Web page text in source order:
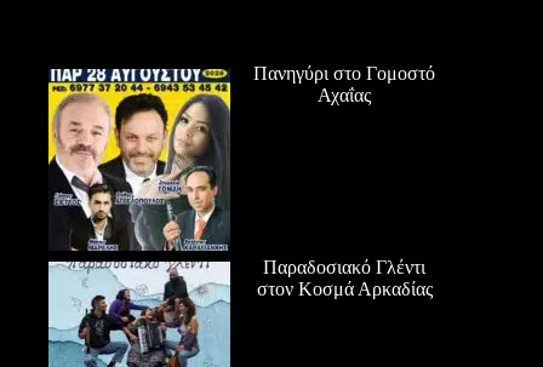
Πανηγύρι στο Γομοστό
Αχαΐας
Παραδοσιακό Γλέντι
στον Κοσμά Αρκαδίας